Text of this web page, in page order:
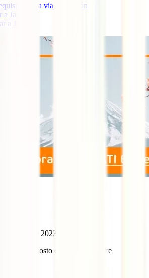
para viajar a Japón
Japón?
a Japón
26 de julio de 2023
con auto costo en mes de octubre
2023